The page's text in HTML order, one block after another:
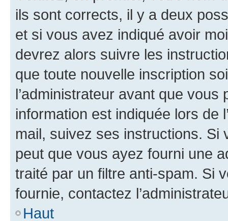
ils sont corrects, il y a deux
et si vous avez indiqué avoir
devrez alors suivre les
que toute nouvelle inscription
l’administrateur avant que
information est indiquée lors de
mail, suivez ses instructions. Si
peut que vous ayez fourni une
traité par un filtre anti-spam. Si
fournie, contactez
Haut